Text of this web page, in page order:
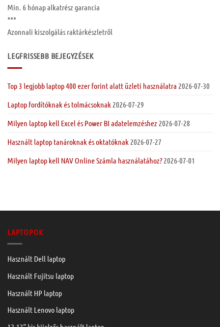
Min. 6 hónapalkatrész garancia
***
Azonnali kiszolgálás raktárkészletről
LEGFRISSEBB BEJEGYZÉSEK
Top 3 legjobb laptop 400 ezer forint alatt üzleti használatra 2026-07-30
Laptop fordítóknak és tolmácsoknak 2026-07-29
Milyen laptop kell Excel és Power BI adatelemzéshez 2026-07-28
Használt laptop tanároknak és oktatóknak 2026-07-27
Milyen laptop kell NAV Online Számla használatához? 2026-07-01
LAPTOPOK
Használt Dell laptop
Használt Fujitsu laptop
Használt HP laptop
Használt Lenovo laptop